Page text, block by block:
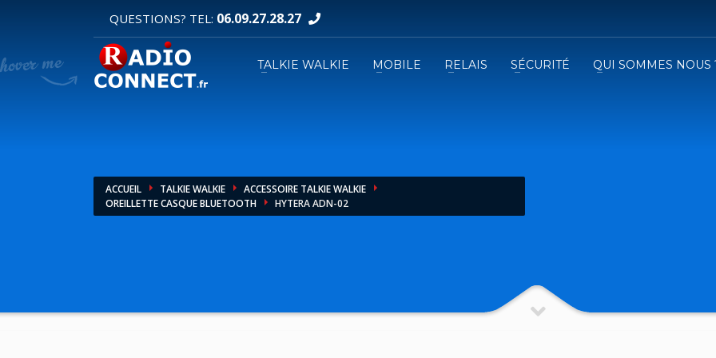
DEMANDE DE DEVIS
1 Sélectionnez vos produits.
QUESTIONS? TEL: 06.09.27.28.27
TALKIE WALKIE MOBILE RELAIS SÉCURITÉ QUI SOMMES NOUS
ACCUEIL TALKIE WALKIE
ACCESSOIRE TALKIE WALKIE
OREILLETTE CASQUE BLUETOOTH
HYTERA ADN-02